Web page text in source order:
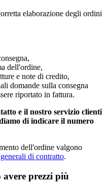
elaborazione degli ordini
dell'ordine,
e note di credito,
domande sulla consegna
riportato in fattura.
e il nostro servizio clienti
di indicare il numero
dell'ordine valgono
di contratto.
prezzi più